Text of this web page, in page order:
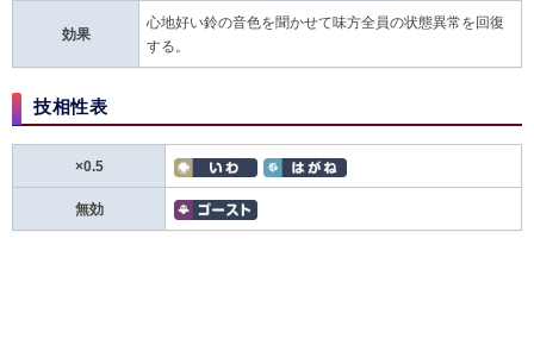
効果
心地好い鈴の音色を聞かせて味方全員の状態異常を回復
する。
技相性表
×0.5
無効